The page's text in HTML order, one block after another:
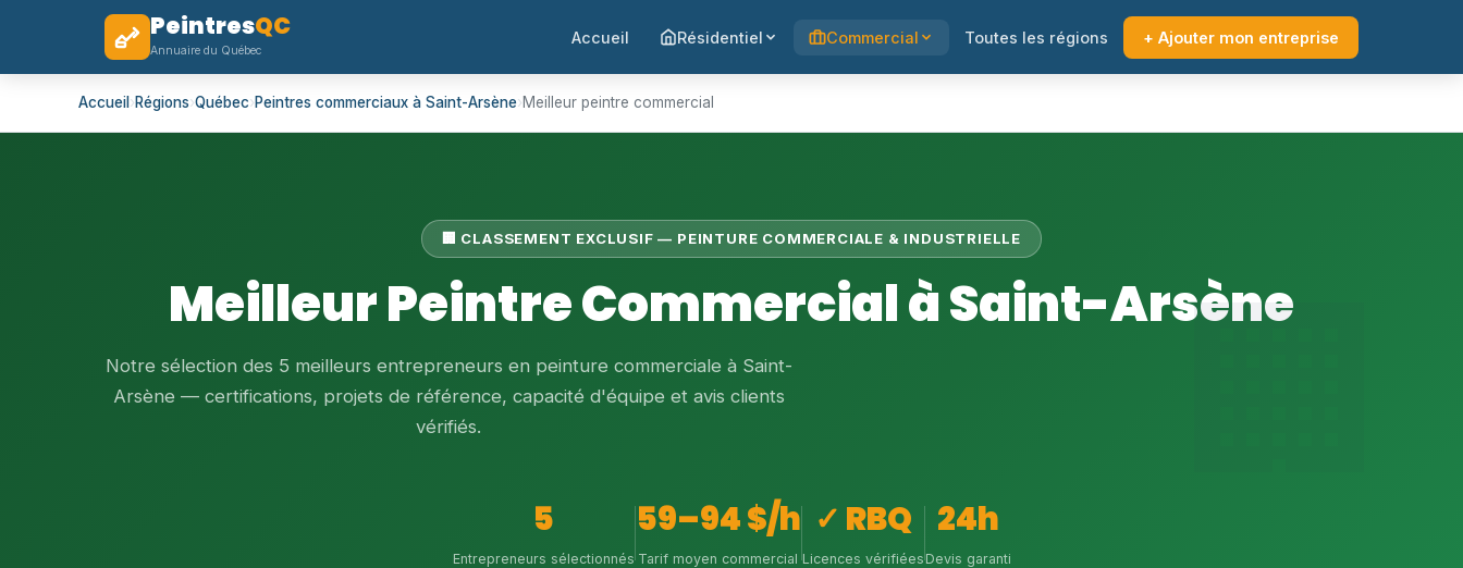
PeintresQC
Annuaire du Québec
Accueil Résidentiel Commercial Toutes les régions + Ajouter mon entreprise
Accueil ›Régions›Québec›Peintres commerciaux à Saint-Arsène›Meilleur peintre commercial
🏢 CLASSEMENT EXCLUSIF — PEINTURE COMMERCIALE & INDUSTRIELLE
Meilleur Peintre Commercial à Saint-Arsène
Notre sélection des 5 meilleurs entrepreneurs en peinture commerciale à Saint-
Arsène — certifications, projets de référence, capacité d'équipe et avis clients
vérifiés.
5
Entrepreneurs sélectionnés
59–94 $/h
Tarif moyen commercial
✓ RBQ
Licences vérifiées
24h
Devis garanti